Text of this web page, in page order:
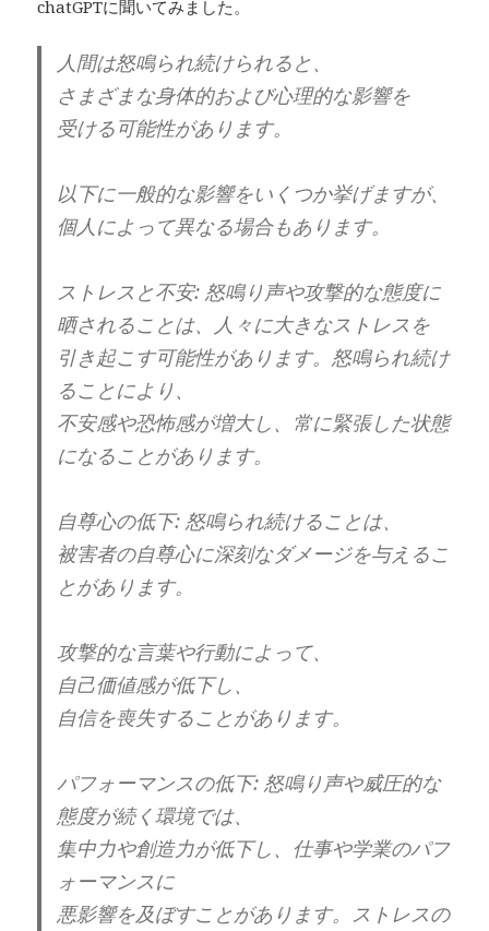
chatGPTに聞いてみました。
人間は怒鳴られ続けられると、
さまざまな身体的および心理的な影響を
受ける可能性があります。
以下に一般的な影響をいくつか挙げますが、
個人によって異なる場合もあります。
ストレスと不安: 怒鳴り声や攻撃的な態度に
晒されることは、人々に大きなストレスを
引き起こす可能性があります。怒鳴られ続け
ることにより、
不安感や恐怖感が増大し、常に緊張した状態
になることがあります。
自尊心の低下: 怒鳴られ続けることは、
被害者の自尊心に深刻なダメージを与えるこ
とがあります。
攻撃的な言葉や行動によって、
自己価値感が低下し、
自信を喪失することがあります。
パフォーマンスの低下: 怒鳴り声や威圧的な
態度が続く環境では、
集中力や創造力が低下し、仕事や学業のパフ
ォーマンスに
悪影響を及ぼすことがあります。ストレスの